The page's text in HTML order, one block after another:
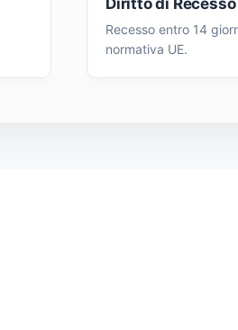
Recesso entro 14
normativa UE.